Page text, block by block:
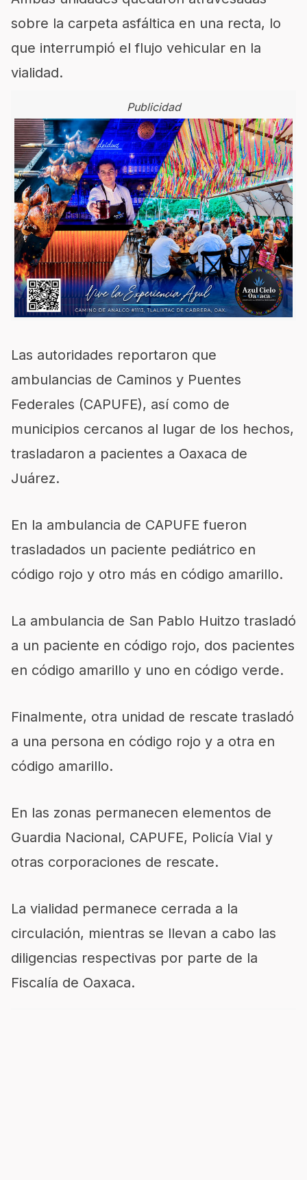
sobre la carpeta asfáltica en una recta, lo
que interrumpió el flujo vehicular en la
vialidad.
Publicidad
Las autoridades reportaron que
ambulancias de Caminos y Puentes
Federales (CAPUFE), así como de
municipios cercanos al lugar de los hechos,
trasladaron a pacientes a Oaxaca de
Juárez.
En la ambulancia de CAPUFE fueron
trasladados un paciente pediátrico en
código rojo y otro más en código amarillo.
La ambulancia de San Pablo Huitzo trasladó
a un paciente en código rojo, dos pacientes
en código amarillo y uno en código verde.
Finalmente, otra unidad de rescate trasladó
a una persona en código rojo y a otra en
código amarillo.
En las zonas permanecen elementos de
Guardia Nacional, CAPUFE, Policía Vial y
otras corporaciones de rescate.
La vialidad permanece cerrada a la
circulación, mientras se llevan a cabo las
diligencias respectivas por parte de la
Fiscalía de Oaxaca.